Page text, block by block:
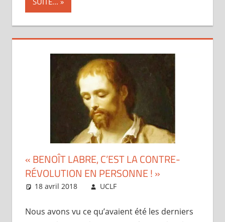
« BENOÎT LABRE, C’EST LA CONTRE-
RÉVOLUTION EN PERSONNE ! »
18 avril 2018 UCLF
Nous avons vu ce qu’avaient été les derniers